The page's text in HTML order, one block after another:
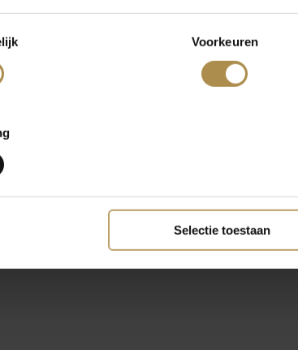
Voorkeuren
Selectie toestaan